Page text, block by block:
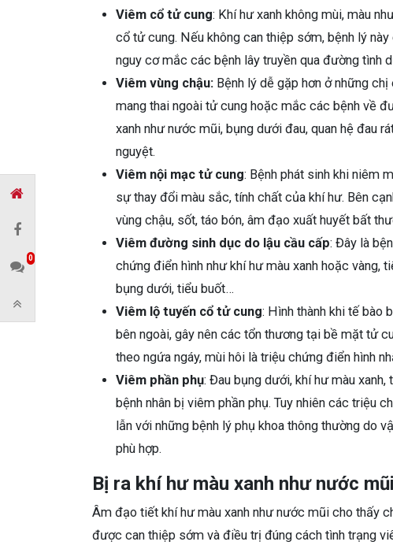
Viêm cổ tử cung: Khí hư xanh không mùi, màu
cổ tử cung. Nếu không can thiệp sớm, bệnh lý
nguy cơ mắc các bệnh lây truyền qua đường tình
Viêm vùng chậu: Bệnh lý dễ gặp hơn ở những
mang thai ngoài tử cung hoặc mắc các bệnh về
xanh như nước mũi, bụng dưới đau, quan hệ đau
nguyệt.
Viêm nội mạc tử cung: Bệnh phát sinh khi niêm
sự thay đổi màu sắc, tính chất của khí hư. Bên
vùng chậu, sốt, táo bón, âm đạo xuất huyết bất
Viêm đường sinh dục do lậu cầu cấp: Đây là
chứng điển hình như khí hư màu xanh hoặc vàng,
bụng dưới, tiểu buốt…
Viêm lộ tuyến cổ tử cung: Hình thành khi tế bào
bên ngoài, gây nên các tổn thương tại bề mặt tử
theo ngứa ngáy, mùi hôi là triệu chứng điển hình
Viêm phần phụ: Đau bụng dưới, khí hư màu
bệnh nhân bị viêm phần phụ. Tuy nhiên các triệu
lẫn với những bệnh lý phụ khoa thông thường do
phù hợp.
Bị ra khí hư màu xanh như nước
Âm đạo tiết khí hư màu xanh như nước mũi cho thấy
được can thiệp sớm và điều trị đúng cách tình trạng
0